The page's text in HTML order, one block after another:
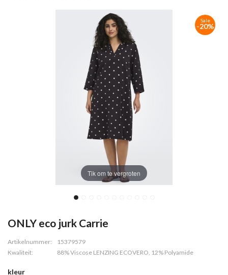
Tik om te vergroten
Sale
-20%
ONLY eco jurk Carrie
Artikelnummer:
15379579
Kwaliteit:
88% Viscose LENZING ECOVERO, 12% Polyamide
kleur